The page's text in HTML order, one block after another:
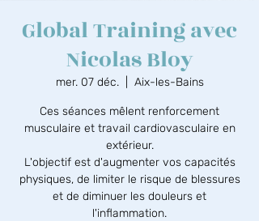
Global Training avec
Nicolas Bloy
mer. 07 déc.
  |
Aix-les-Bains
Ces séances mêlent renforcement
musculaire et travail cardiovasculaire en
extérieur.
L'objectif est d'augmenter vos capacités
physiques, de limiter le risque de blessures
et de diminuer les douleurs et
l'inflammation.